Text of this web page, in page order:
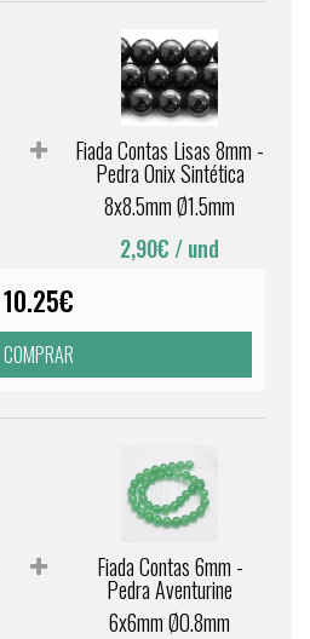
Fiada Contas Lisas 8mm -
Pedra Onix Sintética
8x8.5mm Ø1.5mm
2,90€ / und
10.25€
COMPRAR
Fiada Contas 6mm -
Pedra Aventurine
6x6mm Ø0.8mm